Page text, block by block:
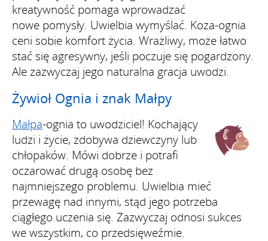
kreatywność pomaga wprowadzać
nowe pomysły. Uwielbia wymyślać. Koza-ognia
ceni sobie komfort życia. Wrażliwy, może łatwo
stać się agresywny, jeśli poczuje się pogardzony.
Ale zazwyczaj jego naturalna gracja uwodzi.
Żywioł Ognia i znak Małpy
Małpa-ognia to uwodziciel! Kochający
ludzi i życie, zdobywa dziewczyny lub
chłopaków. Mówi dobrze i potrafi
oczarować drugą osobę bez
najmniejszego problemu. Uwielbia mieć
przewagę nad innymi, stąd jego potrzeba
ciągłego uczenia się. Zazwyczaj odnosi sukces
we wszystkim, co przedsięweźmie.